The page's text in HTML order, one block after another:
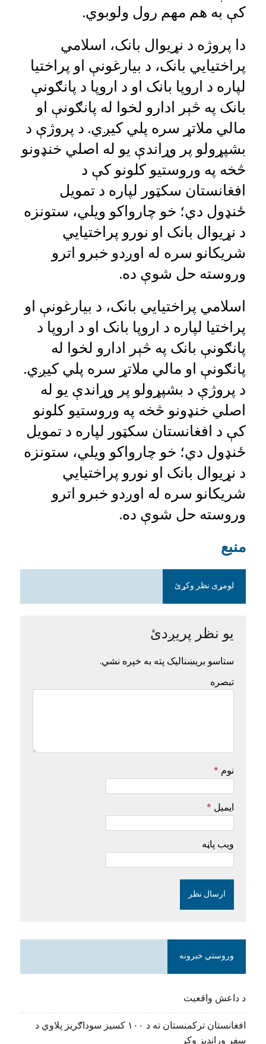
کې به هم مهم رول ولوبوي.
دا پروژه د نړیوال بانک، اسلامي
پراختیایي بانک، د بیارغونې او پراختیا
لپاره د اروپا بانک او د اروپا د پانګونې
بانک په څېر ادارو لخوا له پانګونې او
مالي ملاتړ سره پلي کیږي. د پروژې د
بشپړولو پر وړاندې یو له اصلي خنډونو
څخه په وروستیو کلونو کې د
افغانستان سکټور لپاره د تمویل
ځنډول دي؛ خو چارواکو ویلي، ستونزه
د نړیوال بانک او نورو پراختیایي
شریکانو سره له اوږدو خبرو اترو
وروسته حل شوې ده.
اسلامي پراختیایي بانک، د بیارغونې او
پراختیا لپاره د اروپا بانک او د اروپا د
پانګونې بانک په څېر ادارو لخوا له
پانګونې او مالي ملاتړ سره پلي کیږي.
د پروژې د بشپړولو پر وړاندې یو له
اصلي خنډونو څخه په وروستیو کلونو
کې د افغانستان سکټور لپاره د تمویل
ځنډول دي؛ خو چارواکو ویلي، ستونزه
د نړیوال بانک او نورو پراختیایي
شریکانو سره له اوږدو خبرو اترو
وروسته حل شوې ده.
منبع
لومړی نظر وکړئ
یو نظر پریږدئ
ستاسو بریښنالیک پته به خپره نشي.
تبصره
نوم *
ایمیل *
ویب پاڼه
وروستي خبرونه
د داعش واقعیت
افغانستان ترکمنستان ته د ۱۰۰ کسیز سوداګریز پلاوي د